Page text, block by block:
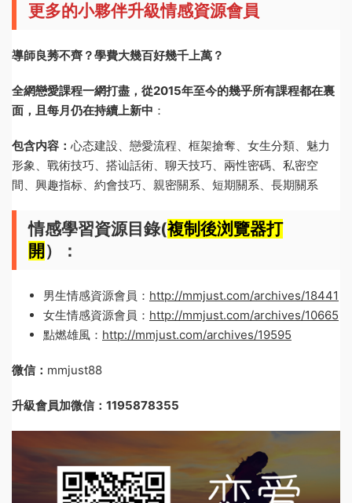
更多的小夥伴升級情感資源會員
導師良莠不齊？學費大幾百好幾千上萬？
全網戀愛課程一網打盡，從2015年至今的幾乎所有課程都在裏
面，且每月仍在持續上新中 ：
包含内容： 心态建設、戀愛流程、框架搶奪、女生分類、魅力
形象、戰術技巧、搭讪話術、聊天技巧、兩性密碼、私密空
間、興趣指标、約會技巧、親密關系、短期關系、長期關系
情感學習資源目錄(複制後浏覽器打
開 ）：
男生情感資源會員： http://mmjust.com/archives/18441
女生情感資源會員： http://mmjust.com/archives/10665
點燃雄風： http://mmjust.com/archives/19595
微信： mmjust88
升級會員加微信：1195878355